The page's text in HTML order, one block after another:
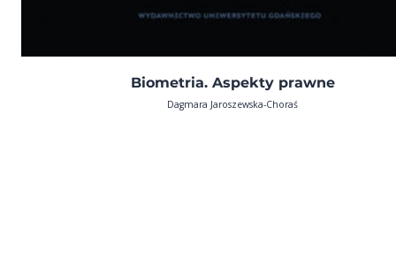
Biometria. Aspekty prawne
Dagmara Jaroszewska-Choraś